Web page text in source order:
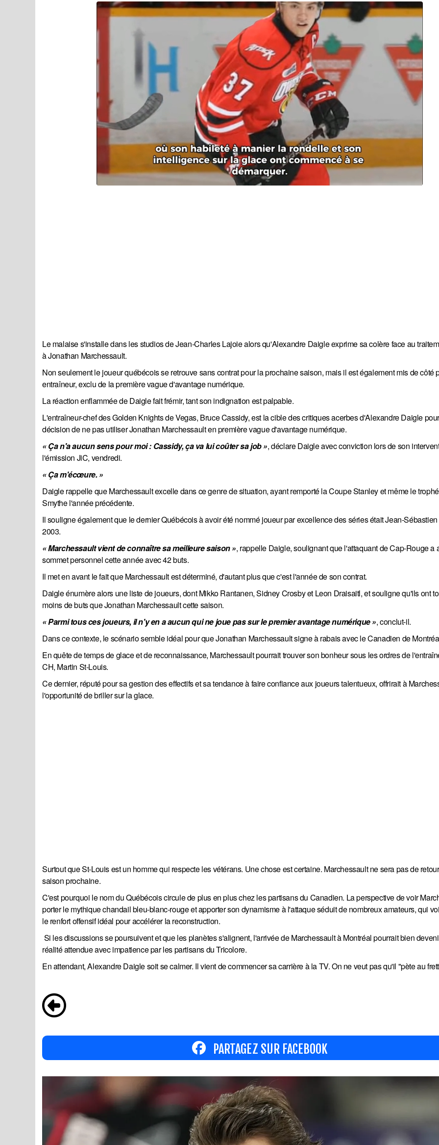
Le malaise s'installe dans les studios de Jean-Charles Lajoie alors qu'Alexandre Daigle exprime sa colère face au
à Jonathan Marchessault.
Non seulement le joueur québécois se retrouve sans contrat pour la prochaine saison, mais il est également mis de côté
entraîneur, exclu de la première vague d'avantage numérique.
La réaction enflammée de Daigle fait frémir, tant son indignation est palpable.
L'entraîneur-chef des Golden Knights de Vegas, Bruce Cassidy, est la cible des critiques acerbes d'Alexandre Daigle
décision de ne pas utiliser Jonathan Marchessault en première vague d'avantage numérique.
« Ça n'a aucun sens pour moi : Cassidy, ça va lui coûter sa job », déclare Daigle avec conviction lors de son
l'émission JiC, vendredi.
« Ça m'écœure. »
Daigle rappelle que Marchessault excelle dans ce genre de situation, ayant remporté la Coupe Stanley et même le
Smythe l'année précédente.
Il souligne également que le dernier Québécois à avoir été nommé joueur par excellence des séries était Jean-
2003.
« Marchessault vient de connaître sa meilleure saison », rappelle Daigle, soulignant que l'attaquant de Cap-Rouge a
sommet personnel cette année avec 42 buts.
Il met en avant le fait que Marchessault est déterminé, d'autant plus que c'est l'année de son contrat.
Daigle énumère alors une liste de joueurs, dont Mikko Rantanen, Sidney Crosby et Leon Draisaitl, et souligne qu'ils ont
moins de buts que Jonathan Marchessault cette saison.
« Parmi tous ces joueurs, il n'y en a aucun qui ne joue pas sur le premier avantage numérique », conclut-il.
Dans ce contexte, le scénario semble idéal pour que Jonathan Marchessault signe à rabais avec le Canadien de
En quête de temps de glace et de reconnaissance, Marchessault pourrait trouver son bonheur sous les ordres de
CH, Martin St-Louis.
Ce dernier, réputé pour sa gestion des effectifs et sa tendance à faire confiance aux joueurs talentueux, offrirait à
l'opportunité de briller sur la glace.
Surtout que St-Louis est un homme qui respecte les vétérans. Une chose est certaine. Marchessault ne sera pas de
saison prochaine.
C'est pourquoi le nom du Québécois circule de plus en plus chez les partisans du Canadien. La perspective de voir
porter le mythique chandail bleu-blanc-rouge et apporter son dynamisme à l'attaque séduit de nombreux amateurs, qui
le renfort offensif idéal pour accélérer la reconstruction.
Si les discussions se poursuivent et que les planètes s'alignent, l'arrivée de Marchessault à Montréal pourrait bien
réalité attendue avec impatience par les partisans du Tricolore.
En attendant, Alexandre Daigle soit se calmer. Il vient de commencer sa carrière à la TV. On ne veut pas qu'il "pète au
PARTAGEZ SUR FACEBOOK